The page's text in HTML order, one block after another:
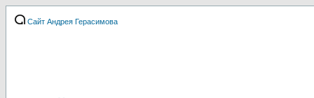
Сайт Андрея Герасимова